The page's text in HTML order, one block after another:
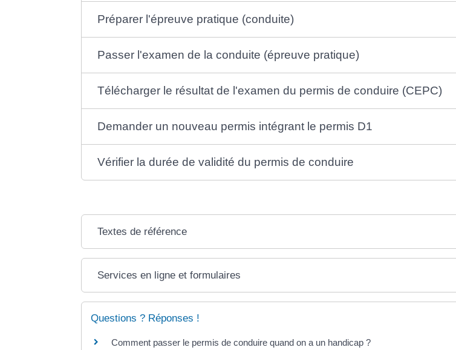
Préparer l'épreuve pratique (conduite)
Passer l'examen de la conduite (épreuve pratique)
Télécharger le résultat de l'examen du permis de conduire (CEPC)
Demander un nouveau permis intégrant le permis D1
Vérifier la durée de validité du permis de conduire
Textes de référence
Services en ligne et formulaires
Questions ? Réponses !
Comment passer le permis de conduire quand on a un handicap ?